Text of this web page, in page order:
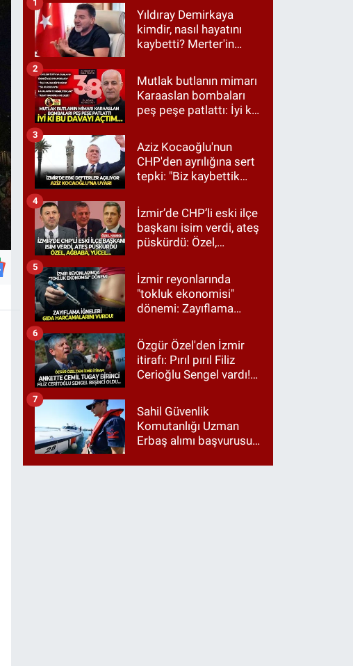
Yıldıray Demirkaya
kimdir, nasıl hayatını
kaybetti? Merter'in
mesajı
1
Mutlak butlanın mimarı
Karaaslan bombaları
peş peşe patlattı: İyi ki
2
Aziz Kocaoğlu'nun
CHP'den ayrılığına sert
tepki: "Biz kaybettik
etmedik"
3
İzmir’de CHP’li eski ilçe
başkanı isim verdi, ateş
püskürdü: Özel,
4
İzmir reyonlarında
"tokluk ekonomisi"
dönemi: Zayıflama
harcamalarını vurdu!
5
Özgür Özel'den İzmir
itirafı: Pırıl pırıl Filiz
Cerioğlu Sengel vardı!
Tugay birinci çıktı
6
Sahil Güvenlik
Komutanlığı Uzman
Erbaş alımı başvurusu
başvuru şartları neler?
7